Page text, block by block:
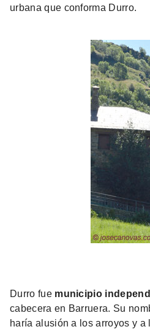
urbana que conforma Durro.
Durro fue municipio
cabecera en Barruera. Su
haría alusión a los arroyos y